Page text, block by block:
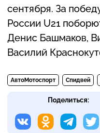
сентября. За
России U21
Денис Башмаков,
Василий
АвтоМотоспорт Спидвей
Поделиться: